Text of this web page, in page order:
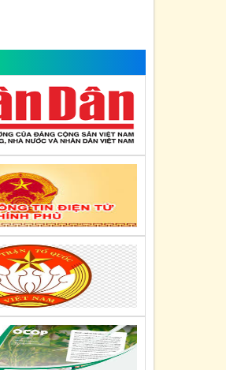
KH-TT
các hoạt động kỷ niệm
mạng tháng Tám thành
...
Nghị quyết số: 836/NQ-
sung Ủy viên Ban Chấp
HTX Việt Nam khóa VI,
(đồng...
KH-UBND
khai phong trào "Bình
trên địa bàn tỉnh Quảng